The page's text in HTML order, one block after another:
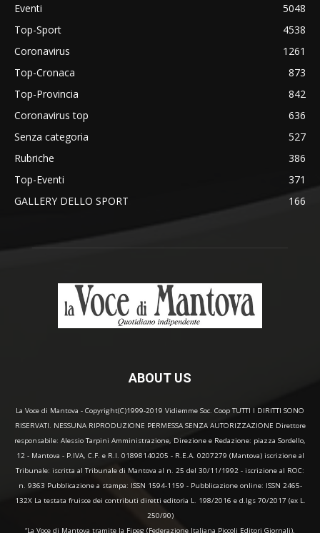
Eventi
5048
Top-Sport
4538
Coronavirus
1261
Top-Cronaca
873
Top-Provincia
842
Coronavirus top
636
Senza categoria
527
Rubriche
386
Top-Eventi
371
GALLERY DELLO SPORT
166
ABOUT US
La Voce di Mantova - Copyright(C)1999-2019 Vidiemme Soc. Coop TUTTI I DIRITTI SONO
RISERVATI. NESSUNA RIPRODUZIONE PERMESSA SENZA AUTORIZZAZIONE Direttore
responsabile: Alessio Tarpini Amministrazione, Direzione e Redazione: piazza Sordello,
12 - Mantova - P.IVA, C.F. e R.I. 01898140205 - R.E.A. 0207279 (Mantova) iscrizione al
Tribunale: iscritta al Tribunale di Mantova al n. 25 del 30/11/1992 - iscrizione al ROC:
n. 9363 Pubblicazione a stampa: ISSN 1594-1159 - Pubblicazione online: ISSN 2465-
132X La testata fruisce dei contributi diretti editoria L. 198/2016 e d.lgs 70/2017 (ex L.
250/90)
“La Voce di Mantova tramite la Fipeg (Federazione Italiana Piccoli Editori Giornali),